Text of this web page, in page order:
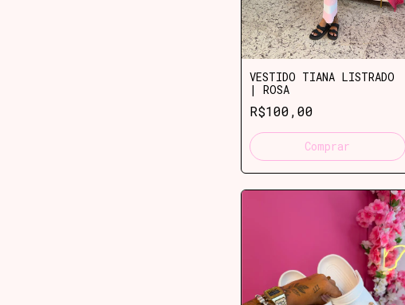
VESTIDO TIANA LISTRADO
| ROSA
R$100,00
Comprar